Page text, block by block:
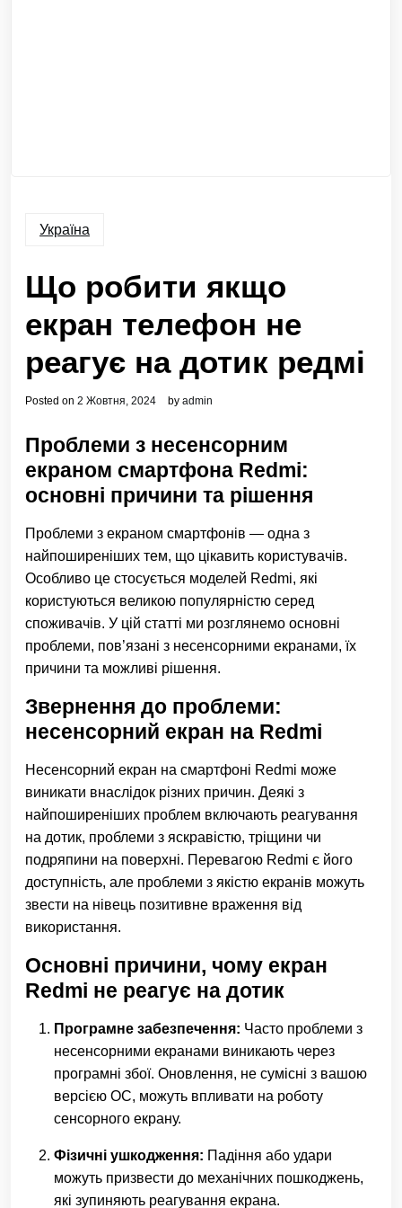
Україна
Що робити якщо
екран телефон не
реагує на дотик редмі
Posted on 2 Жовтня, 2024 by admin
Проблеми з несенсорним
екраном смартфона Redmi:
основні причини та рішення
Проблеми з екраном смартфонів — одна з
найпоширеніших тем, що цікавить користувачів.
Особливо це стосується моделей Redmi, які
користуються великою популярністю серед
споживачів. У цій статті ми розглянемо основні
проблеми, пов’язані з несенсорними екранами, їх
причини та можливі рішення.
Звернення до проблеми:
несенсорний екран на Redmi
Несенсорний екран на смартфоні Redmi може
виникати внаслідок різних причин. Деякі з
найпоширеніших проблем включають реагування
на дотик, проблеми з яскравістю, тріщини чи
подряпини на поверхні. Перевагою Redmi є його
доступність, але проблеми з якістю екранів можуть
звести на нівець позитивне враження від
використання.
Основні причини, чому екран
Redmi не реагує на дотик
Програмне забезпечення: Часто проблеми з
несенсорними екранами виникають через
програмні збої. Оновлення, не сумісні з вашою
версією ОС, можуть впливати на роботу
сенсорного екрану.
Фізичні ушкодження: Падіння або удари
можуть призвести до механічних пошкоджень,
які зупиняють реагування екрана.